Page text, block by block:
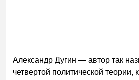
Александр Дугин — автор так
четвертой политической теории,